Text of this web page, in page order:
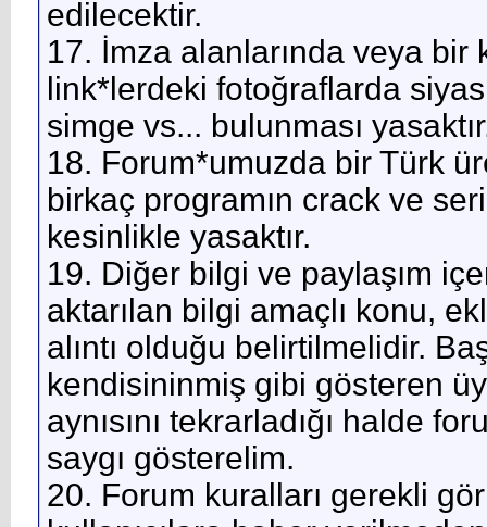
edilecektir.
17. İmza alanlarında veya
link*lerdeki fotoğraflarda
simge vs... bulunması
18. Forum*umuzda bir Türk
birkaç programın crack ve
kesinlikle yasaktır.
19. Diğer bilgi ve paylaşım
aktarılan bilgi amaçlı konu,
alıntı olduğu belirtilmelidir.
kendisininmiş gibi gösteren
aynısını tekrarladığı halde
saygı gösterelim.
20. Forum kuralları gerekli